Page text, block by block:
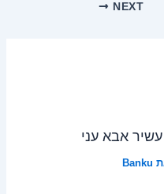
NEXT
אבא עני
Banku